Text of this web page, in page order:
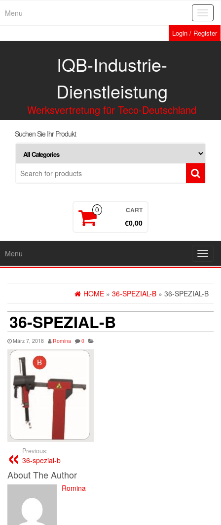
Menu
Login / Register
IQB-Industrie-
Dienstleistung
Werksvertretung für Teco-Deutschland
Suchen Sie Ihr Produkt
0 CART
€0,00
Menu
HOME » 36-SPEZIAL-B » 36-SPEZIAL-B
36-SPEZIAL-B
März 7, 2018 Romina 0
Previous:
36-spezial-b
About The Author
Romina